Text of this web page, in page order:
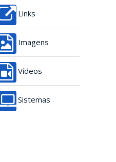
Links
Imagens
Vídeos
Sistemas